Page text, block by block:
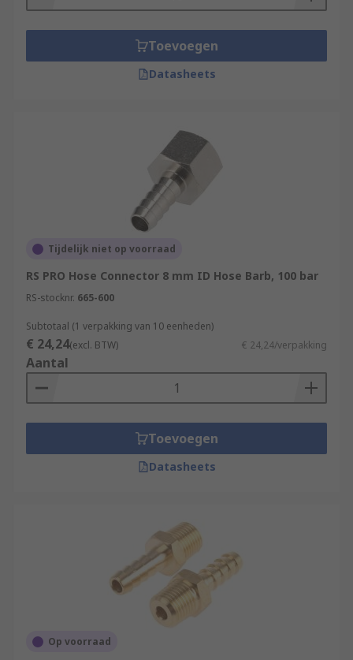
Toevoegen
Datasheets
Tijdelijk niet op voorraad
RS PRO Hose Connector 8 mm ID Hose Barb, 100 bar
RS-stocknr. 665-600
Subtotaal (1 verpakking van 10 eenheden)
€ 24,24(excl. BTW) € 24,24/verpakking
Aantal
Toevoegen
Datasheets
Op voorraad